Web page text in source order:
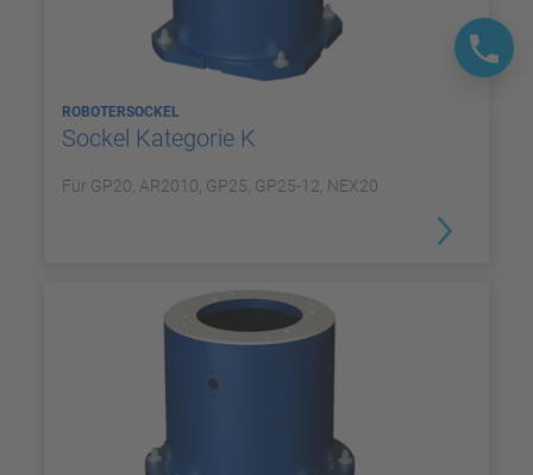
ROBOTERSOCKEL
Sockel Kategorie K
Für GP20, AR2010, GP25, GP25-12, NEX20